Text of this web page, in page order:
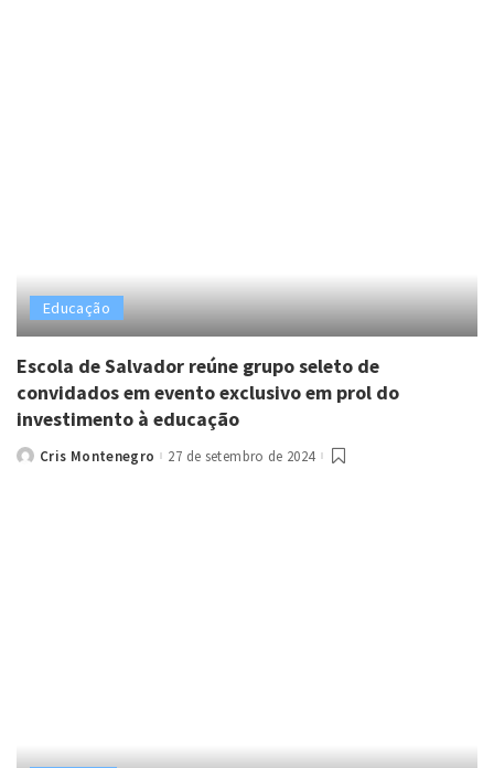
Educação
Escola de Salvador reúne grupo seleto de
convidados em evento exclusivo em prol do
investimento à educação
PostedCris Montenegro 27 de setembro de 2024